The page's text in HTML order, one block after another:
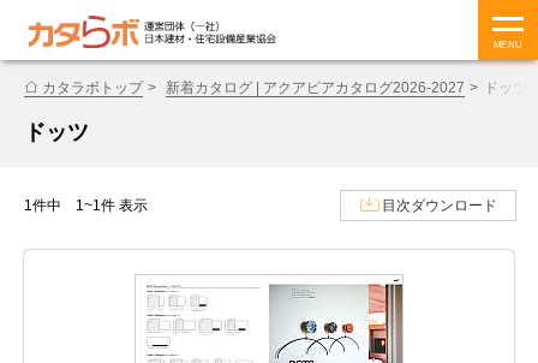
MENU
カタラボトップ 新着カタログ | アクアピアカタログ2026-2027 ドッツ
ドッツ
1件中 1~1件 表示 目次ダウンロード